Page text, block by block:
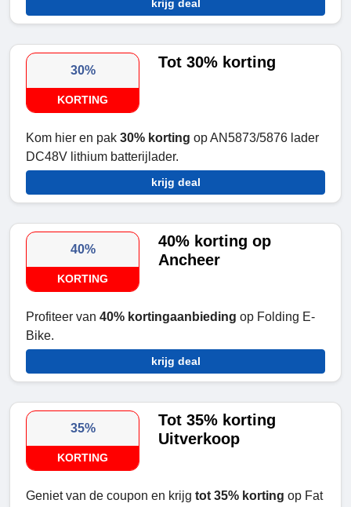
krijg deal
30%
KORTING
Tot 30% korting
Kom hier en pak 30% korting op AN5873/5876 lader
DC48V lithium batterijlader.
krijg deal
40%
KORTING
40% korting op
Ancheer
Profiteer van 40% kortingaanbieding op Folding E-
Bike.
krijg deal
35%
KORTING
Tot 35% korting
Uitverkoop
Geniet van de coupon en krijg tot 35% korting op Fat